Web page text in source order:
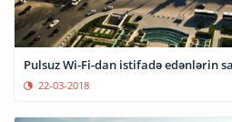
Pulsuz Wi-Fi-dan istifadə edənlərin
22-03-2018